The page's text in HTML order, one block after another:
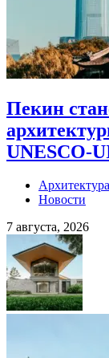
Пекин
UNESCO-
Архитектура
Новости
7 августа, 2026